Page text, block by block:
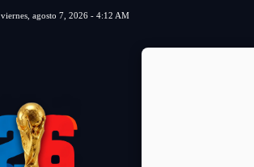
viernes, agosto 7, 2026 - 4:12 AM